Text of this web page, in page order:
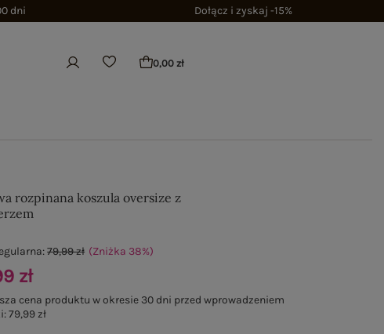
dni Dołącz i zyskaj -15%
0,00 zł
rozpinana koszula oversize z
79,99 zł (Zniżka 38%)
zł
cena produktu w okresie 30 dni przed wprowadzeniem
79,99 zł